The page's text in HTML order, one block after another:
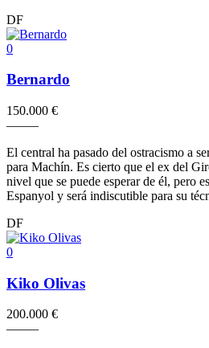
DF
0
Bernardo
150.000 €
–––––
El central ha pasado del ostracismo a
para Machín. Es cierto que el ex del
nivel que se puede esperar de él, pero
Espanyol y será indiscutible para su
DF
0
Kiko Olivas
200.000 €
–––––